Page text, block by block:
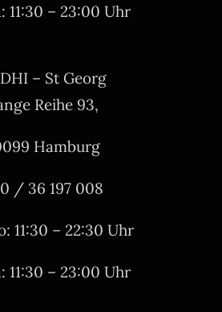
11:30 – 23:00 Uhr
– St Georg
Reihe 93,
Hamburg
/ 36 197 008
11:30 – 22:30 Uhr
11:30 – 23:00 Uhr